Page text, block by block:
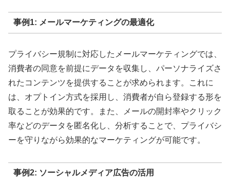
事例1: メールマーケティングの最適化
プライバシー規制に対応したメールマーケティングでは、
消費者の同意を前提にデータを収集し、パーソナライズさ
れたコンテンツを提供することが求められます。これに
は、オプトイン方式を採用し、消費者が自ら登録する形を
取ることが効果的です。また、メールの開封率やクリック
率などのデータを匿名化し、分析することで、プライバシ
ーを守りながら効果的なマーケティングが可能です。
事例2: ソーシャルメディア広告の活用